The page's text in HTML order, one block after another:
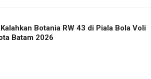
Botania RW 43 di Piala Bola Voli
Batam 2026